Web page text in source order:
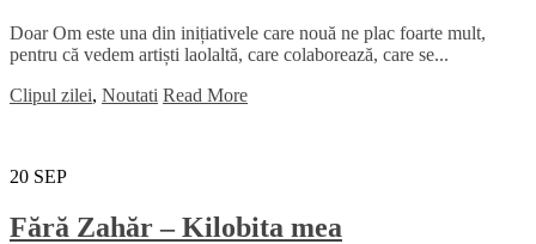
Doar Om este una din inițiativele care nouă ne plac foarte mult,
pentru că vedem artiști laolaltă, care colaborează, care se...
Clipul zilei, Noutati Read More
20 SEP
Fără Zahăr – Kilobita mea